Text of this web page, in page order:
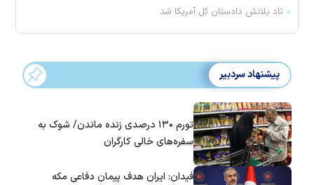
تاد بلانش دادستان کل آمریکا شد
پیشنهاد سردبیر
تورم ۱۳۰ درصدی زنده ماندن/ شوک به
سفره‌های خالی کارگران
فیدان: ایران هدف پیمان دفاعی مکه